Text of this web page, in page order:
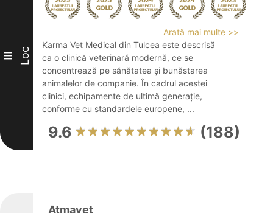
III Loc
Arată mai multe >>
Karma Vet Medical din Tulcea este descrisă
ca o clinică veterinară modernă, ce se
concentrează pe sănătatea și bunăstarea
animalelor de companie. În cadrul acestei
clinici, echipamente de ultimă generație,
conforme cu standardele europene, ...
9.6 (188)
Atmavet